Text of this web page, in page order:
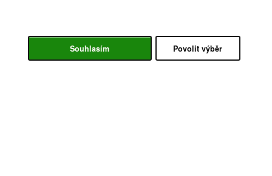
Souhlasím Povolit výběr